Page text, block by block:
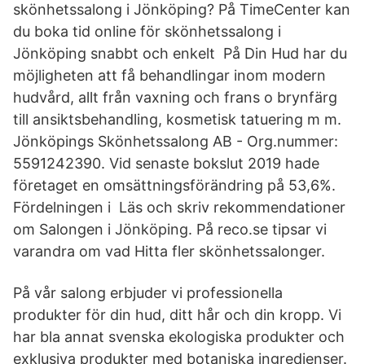
skönhetssalong i Jönköping? På TimeCenter kan
du boka tid online för skönhetssalong i
Jönköping snabbt och enkelt På Din Hud har du
möjligheten att få behandlingar inom modern
hudvård, allt från vaxning och frans o brynfärg
till ansiktsbehandling, kosmetisk tatuering m m.
Jönköpings Skönhetssalong AB - Org.nummer:
5591242390. Vid senaste bokslut 2019 hade
företaget en omsättningsförändring på 53,6%.
Fördelningen i Läs och skriv rekommendationer
om Salongen i Jönköping. På reco.se tipsar vi
varandra om vad Hitta fler skönhetssalonger.
På vår salong erbjuder vi professionella
produkter för din hud, ditt hår och din kropp. Vi
har bla annat svenska ekologiska produkter och
exklusiva produkter med botaniska ingredienser.